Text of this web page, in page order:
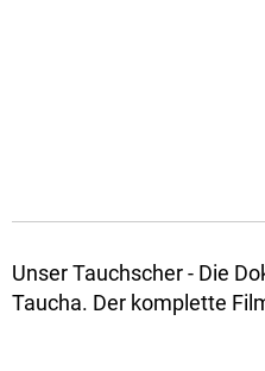
Unser Tauchscher - Die
Taucha. Der komplette